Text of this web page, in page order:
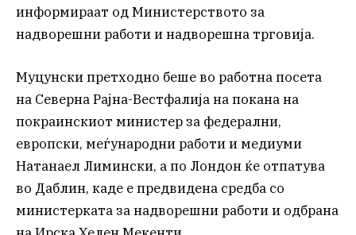
информираат од Министерството за
надворешни работи и надворешна трговија.
Муцунски претходно беше во работна посета
на Северна Рајна-Вестфалија на покана на
покраинскиот министер за федерални,
европски, меѓународни работи и медиуми
Натанаел Лимински, а по Лондон ќе отпатува
во Даблин, каде е предвидена средба со
министерката за надворешни работи и одбрана